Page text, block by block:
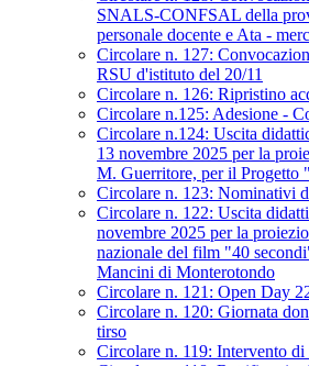
SNALS-CONFSAL della
personale docente e Ata -
Circolare n. 127:
RSU d'istituto del 20/11
Circolare n. 126: Ripristino
Circolare n.125: Adesione -
Circolare n.124: Uscita
13 novembre 2025 per la
M. Guerritore, per il Progetto
Circolare n. 123: Nominativi
Circolare n. 122: Uscita
novembre 2025 per la
nazionale del film "40
Mancini di Monterotondo
Circolare n. 121: Open Day
Circolare n. 120: Giornata
tirso
Circolare n. 119: Intervento